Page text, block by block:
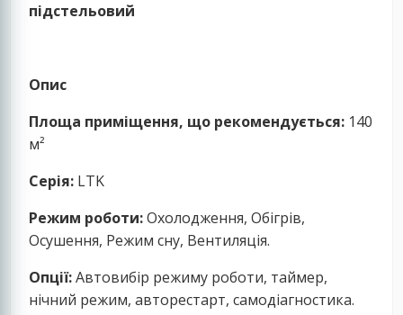
підстельовий
Опис
Площа приміщення, що рекомендується: 140
м²
Серія: LТK
Режим роботи:Охолодження, Обігрів,
Осушення, Режим сну, Вентиляція.
Опції:Автовибір режиму роботи, таймер,
нічний режим, авторестарт, самодіагностика.